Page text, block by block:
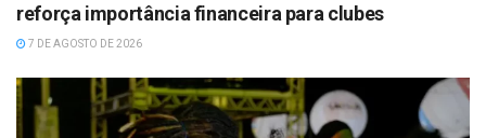
reforça importância financeira para clubes
7 DE AGOSTO DE 2026